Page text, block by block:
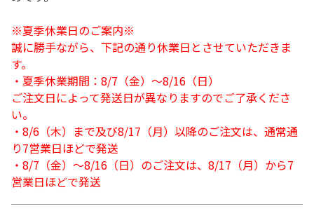
※夏季休業日のご案内※
誠に勝手ながら、下記の通り休業日とさせていただきま
す。
・夏季休業期間：8/7（金）～8/16（日）
ご注文日によって発送日が異なりますのでご了承くださ
い。
・8/6（木）まで及び8/17（月）以降のご注文は、通常通
り7営業日ほどで発送
・8/7（金）～8/16（日）のご注文は、8/17（月）から7
営業日ほどで発送